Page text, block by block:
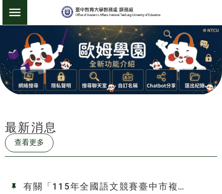
切換選單
最新消息
查看更多
有關「115年全國語文競賽臺中市複